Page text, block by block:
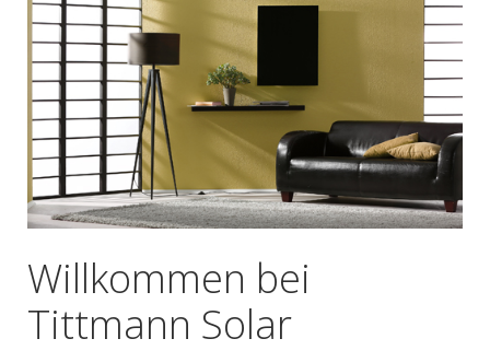
Willkommen bei
Tittmann Solar